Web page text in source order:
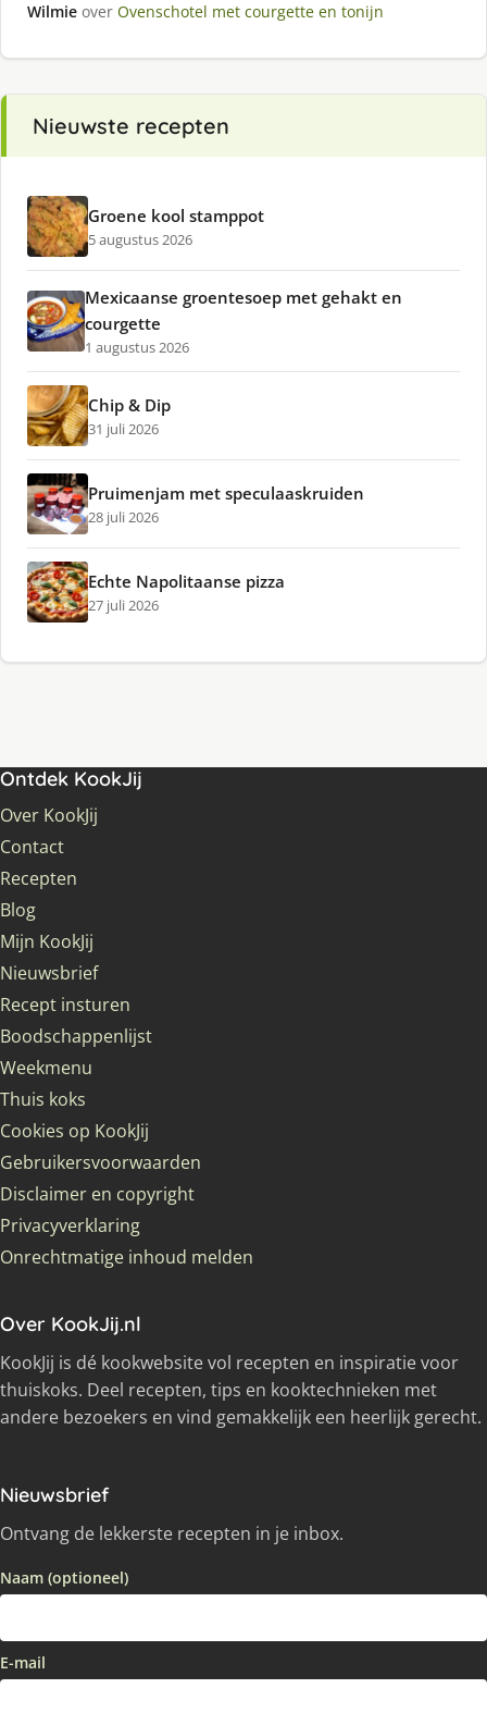
Wilmie over Ovenschotel met courgette en tonijn
Nieuwste recepten
Groene kool stamppot
5 augustus 2026
Mexicaanse groentesoep met gehakt en
courgette
1 augustus 2026
Chip & Dip
31 juli 2026
Pruimenjam met speculaaskruiden
28 juli 2026
Echte Napolitaanse pizza
27 juli 2026
Ontdek KookJij
Over KookJij
Contact
Recepten
Blog
Mijn KookJij
Nieuwsbrief
Recept insturen
Boodschappenlijst
Weekmenu
Thuis koks
Cookies op KookJij
Gebruikersvoorwaarden
Disclaimer en copyright
Privacyverklaring
Onrechtmatige inhoud melden
Over KookJij.nl
KookJij is dé kookwebsite vol recepten en inspiratie voor
thuiskoks. Deel recepten, tips en kooktechnieken met
andere bezoekers en vind gemakkelijk een heerlijk gerecht.
Nieuwsbrief
Ontvang de lekkerste recepten in je inbox.
Naam (optioneel)
E-mail